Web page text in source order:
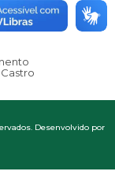
Desenvolvido por